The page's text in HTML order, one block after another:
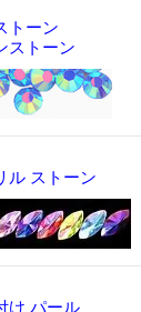
トーン
ストーン
ストーン
け パール